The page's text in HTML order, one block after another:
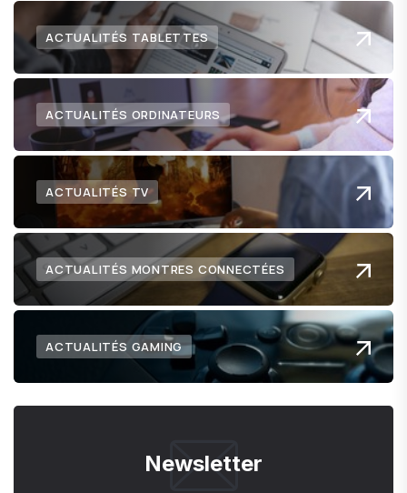
ACTUALITÉS TABLETTES
ACTUALITÉS ORDINATEURS
ACTUALITÉS TV
ACTUALITÉS MONTRES CONNECTÉES
ACTUALITÉS GAMING
Newsletter